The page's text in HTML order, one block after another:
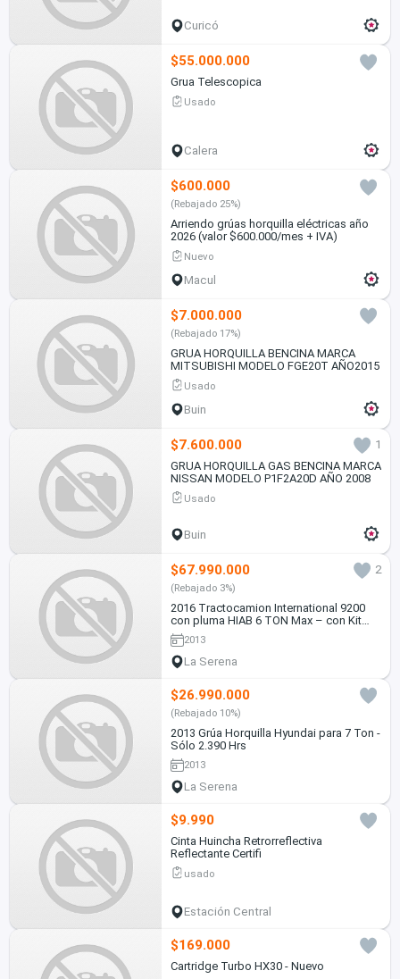
Curicó
$55.000.000
Grua Telescopica
Usado
Calera
$600.000
(Rebajado 25%)
Arriendo grúas horquilla eléctricas año
2026 (valor $600.000/mes + IVA)
Nuevo
Macul
$7.000.000
(Rebajado 17%)
GRUA HORQUILLA BENCINA MARCA
MITSUBISHI MODELO FGE20T AÑO2015
Usado
Buin
$7.600.000
1
GRUA HORQUILLA GAS BENCINA MARCA
NISSAN MODELO P1F2A20D AÑO 2008
Usado
Buin
$67.990.000 2
(Rebajado 3%)
2016 Tractocamion International 9200
con pluma HIAB 6 TON Max – con Kit
Hidráulico
2013
La Serena
$26.990.000
(Rebajado 10%)
2013 Grúa Horquilla Hyundai para 7 Ton -
Sólo 2.390 Hrs
2013
La Serena
$9.990
Cinta Huincha Retrorreflectiva
Reflectante Certifi
usado
Estación Central
$169.000
Cartridge Turbo HX30 - Nuevo